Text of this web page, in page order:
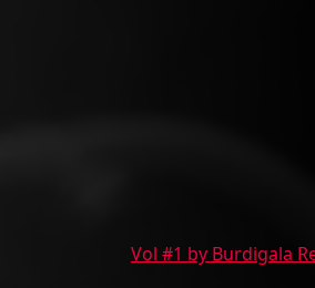
Vol #1 by Burdigala